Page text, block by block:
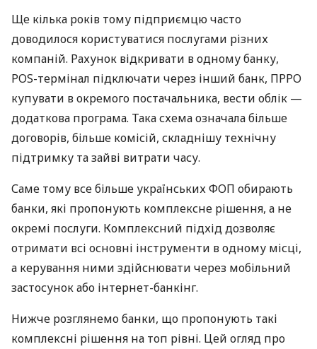
Ще кілька років тому підприємцю часто
доводилося користуватися послугами різних
компаній. Рахунок відкривати в одному банку,
POS-термінал підключати через інший банк, ПРРО
купувати в окремого постачальника, вести облік —
додаткова програма. Така схема означала більше
договорів, більше комісій, складнішу технічну
підтримку та зайві витрати часу.
Саме тому все більше українських ФОП обирають
банки, які пропонують комплексне рішення, а не
окремі послуги. Комплексний підхід дозволяє
отримати всі основні інструменти в одному місці,
а керування ними здійснювати через мобільний
застосунок або інтернет-банкінг.
Нижче розглянемо банки, що пропонують такі
комплексні рішення на топ рівні. Цей огляд про